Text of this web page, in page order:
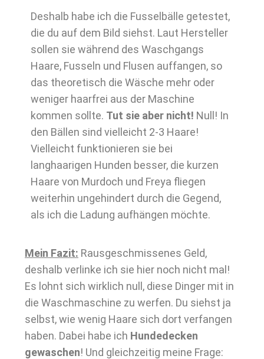
Deshalb habe ich die Fusselbälle getestet,
die du auf dem Bild siehst. Laut Hersteller
sollen sie während des Waschgangs
Haare, Fusseln und Flusen auffangen, so
das theoretisch die Wäsche mehr oder
weniger haarfrei aus der Maschine
kommen sollte. Tut sie aber nicht! Null! In
den Bällen sind vielleicht 2-3 Haare!
Vielleicht funktionieren sie bei
langhaarigen Hunden besser, die kurzen
Haare von Murdoch und Freya fliegen
weiterhin ungehindert durch die Gegend,
als ich die Ladung aufhängen möchte.
Mein Fazit: Rausgeschmissenes Geld,
deshalb verlinke ich sie hier noch nicht mal!
Es lohnt sich wirklich null, diese Dinger mit in
die Waschmaschine zu werfen. Du siehst ja
selbst, wie wenig Haare sich dort verfangen
haben. Dabei habe ich Hundedecken
gewaschen! Und gleichzeitig meine Frage: